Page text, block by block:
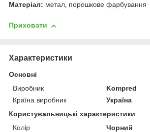
Матеріал: метал, порошкове фарбування
Приховати
Характеристики
Основні
Виробник
Kompred
Країна виробник
Україна
Користувальницькі характеристики
Колір
Чорний